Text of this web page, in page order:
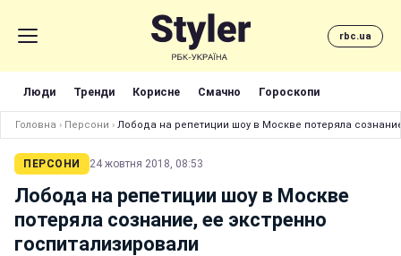
rbc.ua
Люди Тренди Корисне Смачно Гороскопи
Головна › Персони › Лобода на репетиции шоу в Москве потеряла
ПЕРСОНИ 24 жовтня 2018, 08:53
Лобода на репетиции шоу в Москве
потеряла сознание, ее экстренно
госпитализировали